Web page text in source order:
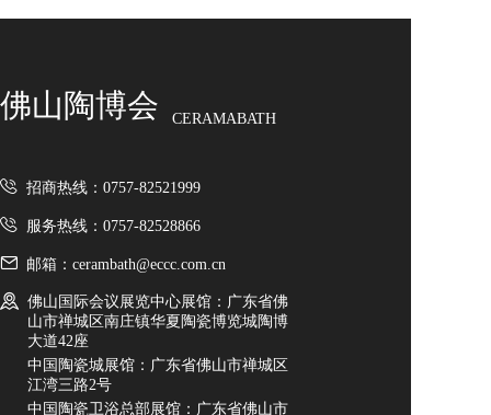
佛山陶博会 CERAMABATH
招商热线：0757-82521999
服务热线：0757-82528866
邮箱：cerambath@eccc.com.cn
佛山国际会议展览中心展馆：广东省佛
山市禅城区南庄镇华夏陶瓷博览城陶博
大道42座
中国陶瓷城展馆：广东省佛山市禅城区
江湾三路2号
中国陶瓷卫浴总部展馆：广东省佛山市